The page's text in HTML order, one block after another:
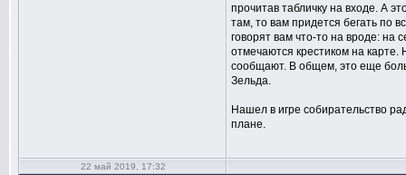
прочитав табличку на входе. А
там, то вам придется бегать по
говорят вам что-то на вроде: на
отмечаются крестиком на карте.
сообщают. В общем, это еще
Зельда.
Нашел в игре собирательство
плане.
22 май 2019, 17:32